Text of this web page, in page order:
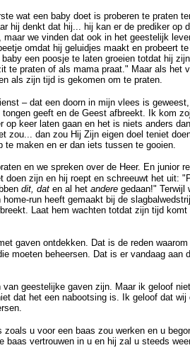
wat een baby doet is proberen te praten
hij denkt dat hij... hij kan er de prediker op
we vinden dat ook in het geestelijk
omdat hij geluidjes maakt en probeert
een poosje te laten groeien totdat hij
te praten of als mama praat." Maar als het
als zijn tijd is gekomen om te praten.
– dat een doorn in mijn vlees is
geeft en de Geest afbreekt. Ik kom
op keer laten gaan en het is niets anders
zou... dan zou Hij Zijn eigen doel teniet
te maken en er dan iets tussen te gooien.
en we spreken over de Heer. En junior
doen zijn en hij roept en schreeuwt het uit:
dit, dat en al het andere gedaan!" Terwijl
run heeft gemaakt bij de
Laat hem wachten totdat zijn tijd
gaven ontdekken. Dat is de reden
moeten beheersen. Dat is er vandaag aan
van geestelijke gaven zijn. Maar ik geloof
dat het een nabootsing is. Ik geloof dat
u voor een baas zou werken en u
baas vertrouwen in u en hij zal u steeds